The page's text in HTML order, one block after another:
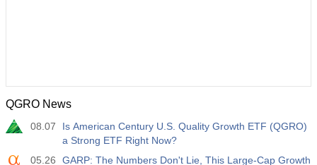
QGRO News
08.07
Is American Century U.S. Quality Growth ETF (QGRO)
a Strong ETF Right Now?
05.26
GARP: The Numbers Don't Lie, This Large-Cap Growth